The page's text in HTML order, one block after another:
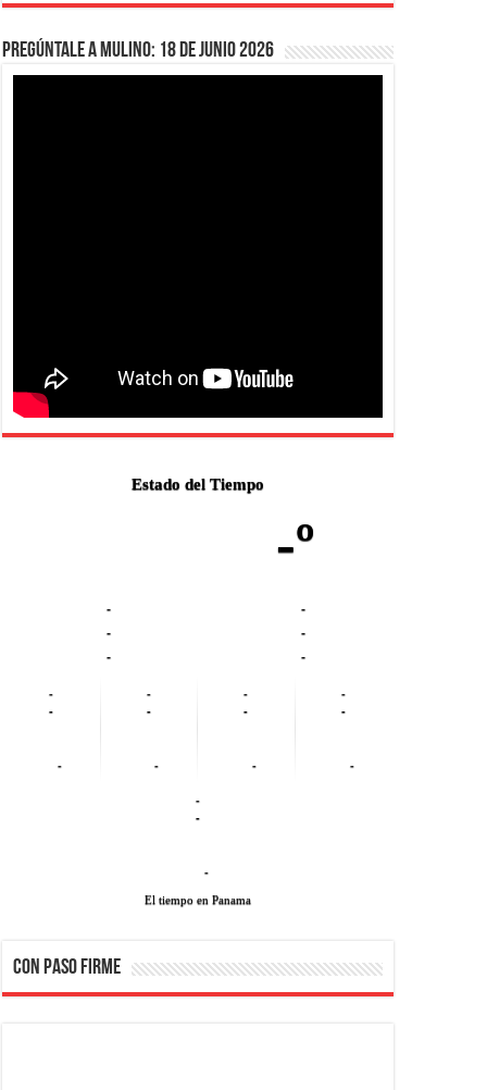
Pregúntale a Mulino: 18 de junio 2026
Estado del Tiempo
-º
-
-
-
-
-
-
-
-
-
-
-
-
-
-
-
-
-
-
-
-
-
El tiempo en Panama
CON PASO FIRME